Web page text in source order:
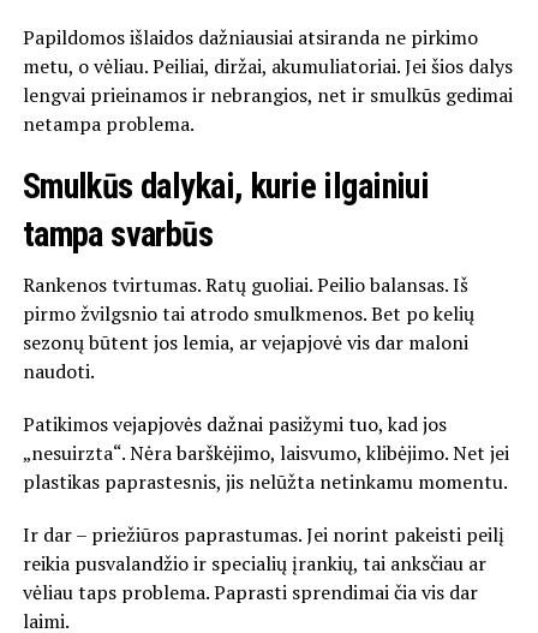
Papildomos išlaidos dažniausiai atsiranda ne pirkimo
metu, o vėliau. Peiliai, diržai, akumuliatoriai. Jei šios dalys
lengvai prieinamos ir nebrangios, net ir smulkūs gedimai
netampa problema.
Smulkūs dalykai, kurie ilgainiui
tampa svarbūs
Rankenos tvirtumas. Ratų guoliai. Peilio balansas. Iš
pirmo žvilgsnio tai atrodo smulkmenos. Bet po kelių
sezonų būtent jos lemia, ar vejapjovė vis dar maloni
naudoti.
Patikimos vejapjovės dažnai pasižymi tuo, kad jos
„nesuirzta“. Nėra barškėjimo, laisvumo, klibėjimo. Net jei
plastikas paprastesnis, jis nelūžta netinkamu momentu.
Ir dar – priežiūros paprastumas. Jei norint pakeisti peilį
reikia pusvalandžio ir specialių įrankių, tai anksčiau ar
vėliau taps problema. Paprasti sprendimai čia vis dar
laimi.